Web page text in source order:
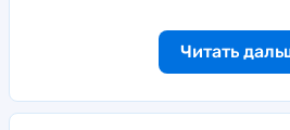
Читать